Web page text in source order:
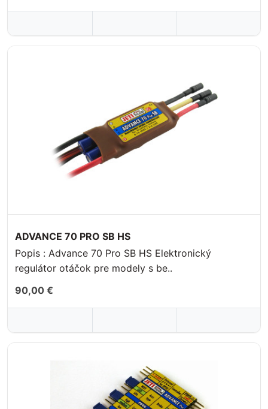
ADVANCE 70 PRO SB HS
Popis : Advance 70 Pro SB HS Elektronický
regulátor otáčok pre modely s be..
90,00 €